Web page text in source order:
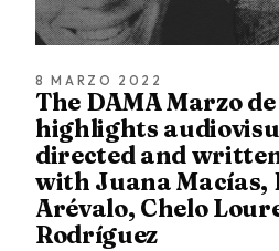
8 MARZO 2022
The DAMA Marzo
highlights
directed and
with Juana Macías,
Arévalo, Chelo
Rodríguez